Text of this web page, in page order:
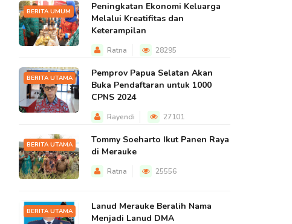
BERITA UMUM
Peningkatan Ekonomi Keluarga
Melalui Kreatifitas dan
Keterampilan
Ratna 28295
BERITA UTAMA
Pemprov Papua Selatan Akan
Buka Pendaftaran untuk 1000
CPNS 2024
Rayendi 27101
BERITA UTAMA
Tommy Soeharto Ikut Panen Raya
di Merauke
Ratna 25556
BERITA UTAMA
Lanud Merauke Beralih Nama
Menjadi Lanud DMA